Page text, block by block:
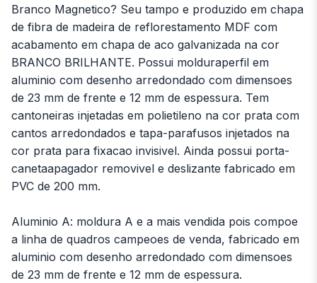
Branco Magnetico? Seu tampo e produzido em chapa
de fibra de madeira de reflorestamento MDF com
acabamento em chapa de aco galvanizada na cor
BRANCO BRILHANTE. Possui molduraperfil em
aluminio com desenho arredondado com dimensoes
de 23 mm de frente e 12 mm de espessura. Tem
cantoneiras injetadas em polietileno na cor prata com
cantos arredondados e tapa-parafusos injetados na
cor prata para fixacao invisivel. Ainda possui porta-
canetaapagador removivel e deslizante fabricado em
PVC de 200 mm.
Aluminio A: moldura A e a mais vendida pois compoe
a linha de quadros campeoes de venda, fabricado em
aluminio com desenho arredondado com dimensoes
de 23 mm de frente e 12 mm de espessura.